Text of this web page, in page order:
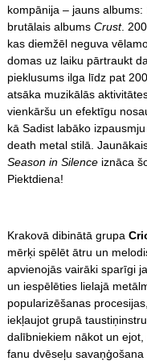
kompānija – jauns albums:
brutālais albums Crust.
kas diemžēl neguva
domas uz laiku pārtraukt
pieklusums ilga līdz pat
atsāka muzikālās
vienkāršu un efektīgu
kā Sadist labāko
death metal stilā.
Season in Silenceiznāca
Piektdiena!
Krakovā dibinātā grupa
mērķi spēlēt ātru un
apvienojās vairāki sparīgi
un iespēlēties lielajā
popularizēšanas
iekļaujot grupā
dalībniekiem nākot un
fanu dvēseļu